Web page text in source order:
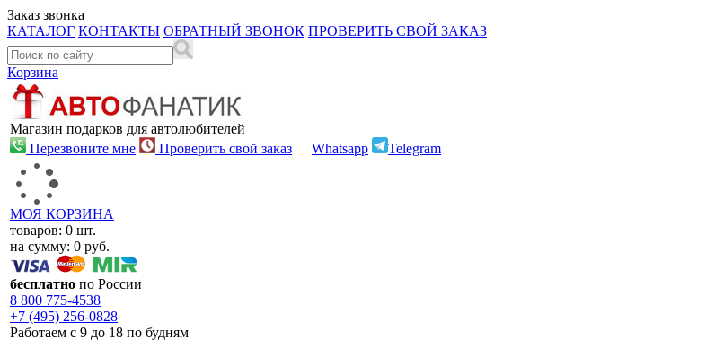
Заказ звонка
КАТАЛОГ КОНТАКТЫ ОБРАТНЫЙ ЗВОНОК ПРОВЕРИТЬ СВОЙ ЗАКАЗ
Корзина
Магазин подарков для автолюбителей
Перезвоните мне
Проверить свой заказ Whatsapp Telegram
МОЯ КОРЗИНА
товаров: 0 шт.
на сумму: 0 руб.
бесплатно по России
8 800 775-4538
+7 (495) 256-0828
Работаем с 9 до 18 по будням